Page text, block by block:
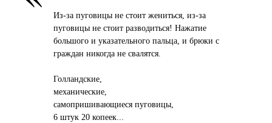
Из-за пуговицы не стоит жениться, из-за
пуговицы не стоит разводиться! Нажатие
большого и указательного пальца, и брюки с
граждан никогда не свалятся.
Голландские,
механические,
самопришивающиеся пуговицы,
6 штук 20 копеек...